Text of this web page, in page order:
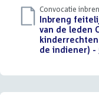
Convocatie
Download
bestand:
Inbreng
van de leden
kinderrechten
de indiener) -